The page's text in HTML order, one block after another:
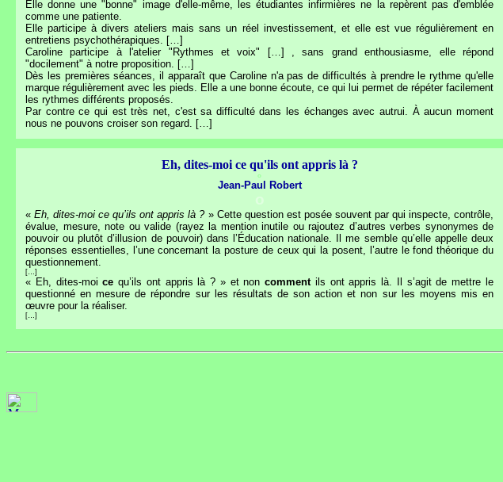
Elle donne une "bonne" image d'elle-même, les étudiantes infirmières ne la repèrent pas d'emblée
comme une patiente.
Elle participe à divers ateliers mais sans un réel investissement, et elle est vue régulièrement en
entretiens psychothérapiques. […]
Caroline participe à l'atelier "Rythmes et voix" […] , sans grand enthousiasme, elle répond
"docilement" à notre proposition. […]
Dès les premières séances, il apparaît que Caroline n'a pas de difficultés à prendre le rythme qu'elle
marque régulièrement avec les pieds. Elle a une bonne écoute, ce qui lui permet de répéter facilement
les rythmes différents proposés.
Par contre ce qui est très net, c'est sa difficulté dans les échanges avec autrui. À aucun moment
nous ne pouvons croiser son regard. […]
Eh, dites-moi ce qu'ils ont appris là ?
o
Jean-Paul Robert
«Eh, dites-moi ce qu’ils ont appris là ? » Cette question est posée souvent par qui inspecte, contrôle,
évalue, mesure, note ou valide (rayez la mention inutile ou rajoutez d’autres verbes synonymes de
pouvoir ou plutôt d’illusion de pouvoir) dans l’Éducation nationale. Il me semble qu’elle appelle deux
réponses essentielles, l’une concernant la posture de ceux qui la posent, l’autre le fond théorique du
questionnement.
[…]
« Eh, dites-moice qu’ils ont appris là ? » et noncommentils ont appris là. Il s’agit de mettre le
questionné en mesure de répondre sur les résultats de son action et non sur les moyens mis en
œuvre pour la réaliser.
[…]